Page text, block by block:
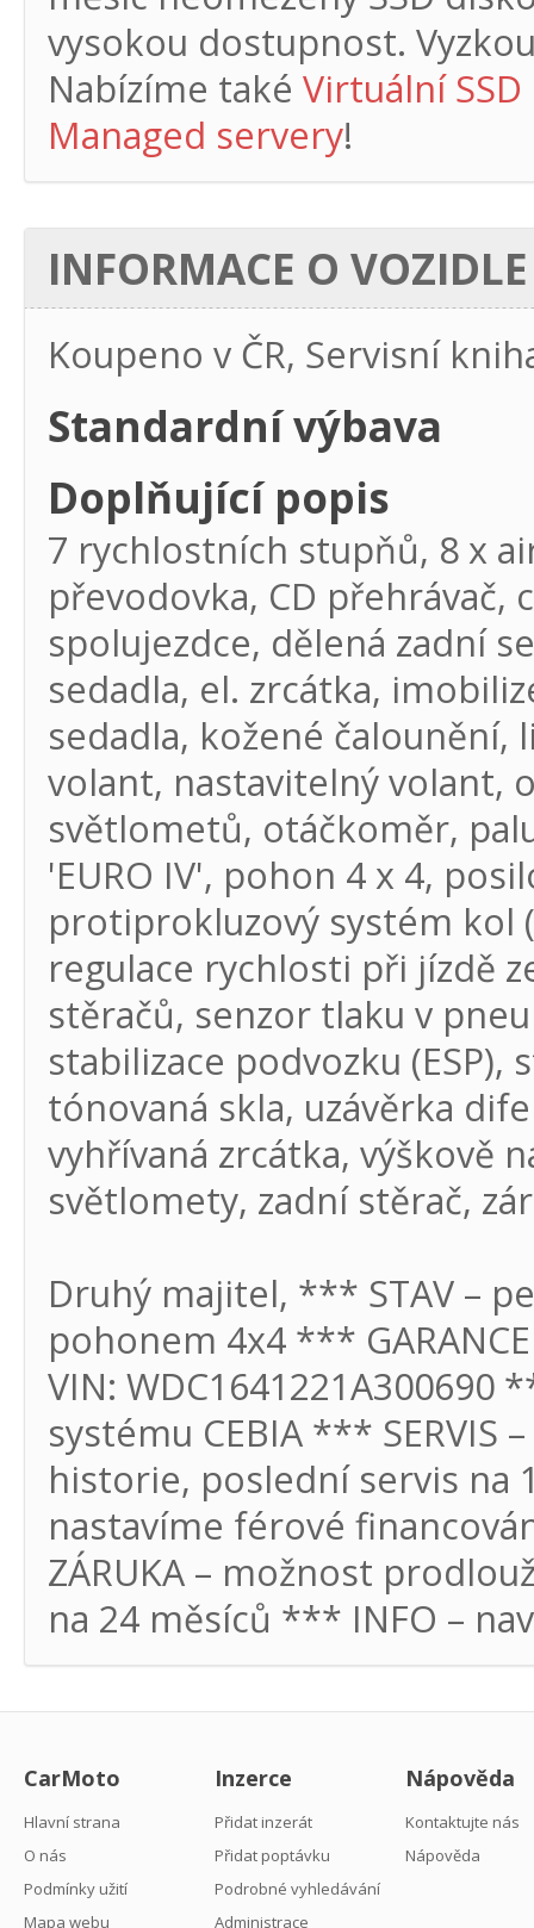
vysokou dostupnost.
Nabízíme také Virtuální
Managed servery!
INFORMACE O VOZIDLE
Koupeno v ČR, Servisní
Standardní výbava
Doplňující popis
7 rychlostních stupňů, 8 x
převodovka, CD přehrávač,
spolujezdce, dělená zadní
sedadla, el. zrcátka,
sedadla, kožené
volant, nastavitelný volant,
světlometů, otáčkoměr,
'EURO IV', pohon 4 x 4,
protiprokluzový systém kol
regulace rychlosti při jízdě
stěračů, senzor tlaku v
stabilizace podvozku
tónovaná skla, uzávěrka
vyhřívaná zrcátka, výškově
světlomety, zadní stěrač,
Druhý majitel, *** STAV –
pohonem 4x4 ***
VIN: WDC1641221A300690
systému CEBIA *** SERVIS
historie, poslední servis na
nastavíme férové
ZÁRUKA – možnost
na 24 měsíců *** INFO –
CarMoto
Hlavní strana
O nás
Podmínky užití
Mapa webu
Inzerce
Přidat inzerát
Přidat poptávku
Podrobné vyhledávání
Administrace
Nápověda
Kontaktujte nás
Nápověda